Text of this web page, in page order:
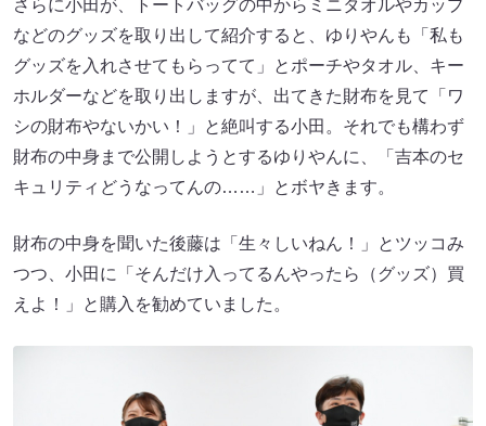
さらに小田が、トートバッグの中からミニタオルやカップ
などのグッズを取り出して紹介すると、ゆりやんも「私も
グッズを入れさせてもらってて」とポーチやタオル、キー
ホルダーなどを取り出しますが、出てきた財布を見て「ワ
シの財布やないかい！」と絶叫する小田。それでも構わず
財布の中身まで公開しようとするゆりやんに、「吉本のセ
キュリティどうなってんの……」とボヤきます。
財布の中身を聞いた後藤は「生々しいねん！」とツッコみ
つつ、小田に「そんだけ入ってるんやったら（グッズ）買
えよ！」と購入を勧めていました。